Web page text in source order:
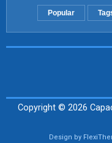
Popular
Copyright © 2026
Design by